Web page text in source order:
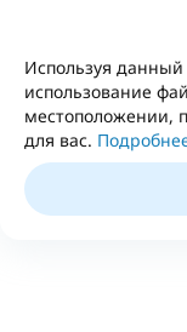
Используя данный
использование
местоположении,
для вас.